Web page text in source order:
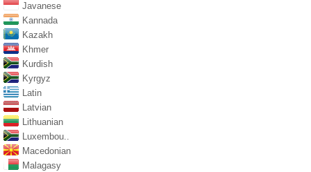
Javanese
Kannada
Kazakh
Khmer
Kurdish
Kyrgyz
Latin
Latvian
Lithuanian
Luxembou..
Macedonian
Malagasy